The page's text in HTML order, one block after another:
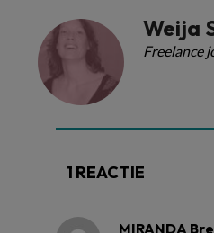
Weija
Freelance
1 REACTIE
MIRANDA